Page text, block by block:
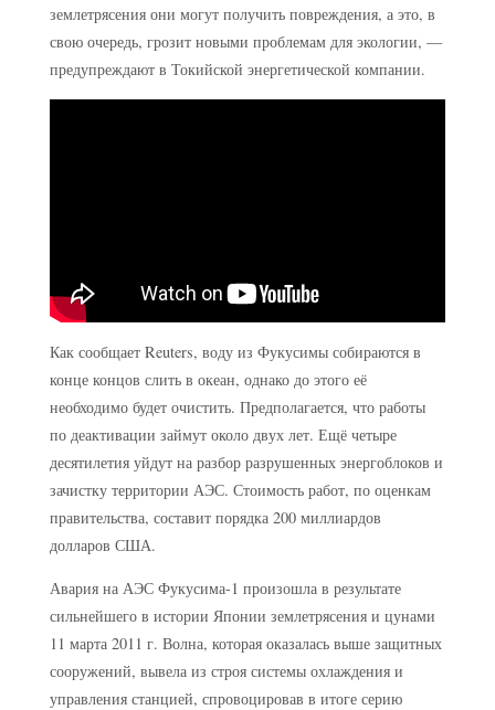
землетрясения они могут получить повреждения, а это, в
свою очередь, грозит новыми проблемам для экологии, —
предупреждают в Токийской энергетической компании.
Как сообщает Reuters, воду из Фукусимы собираются в
конце концов слить в океан, однако до этого её
необходимо будет очистить. Предполагается, что работы
по деактивации займут около двух лет. Ещё четыре
десятилетия уйдут на разбор разрушенных энергоблоков и
зачистку территории АЭС. Стоимость работ, по оценкам
правительства, составит порядка 200 миллиардов
долларов США.
Авария на АЭС Фукусима-1 произошла в результате
сильнейшего в истории Японии землетрясения и цунами
11 марта 2011 г. Волна, которая оказалась выше защитных
сооружений, вывела из строя системы охлаждения и
управления станцией, спровоцировав в итоге серию